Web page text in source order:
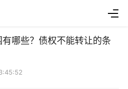
哪些？债权不能转让的条